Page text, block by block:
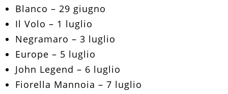
Blanco – 29 giugno
Il Volo – 1 luglio
Negramaro – 3 luglio
Europe – 5 luglio
John Legend – 6 luglio
Fiorella Mannoia – 7 luglio